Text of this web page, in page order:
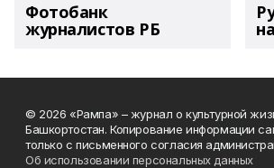
Фотобанк
журналистов РБ
© 2026 «Рампа» – журнал о культурной
Башкортостан. Копирование информации
только с письменного согласия
Об использовании персональных данных